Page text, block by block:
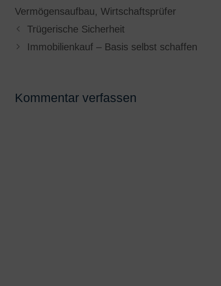
Vermögensaufbau, Wirtschaftsprüfer
Trügerische Sicherheit
Immobilienkauf – Basis selbst schaffen
Kommentar verfassen